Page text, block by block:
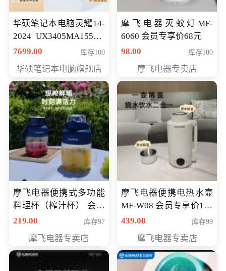
华硕笔记本电脑灵耀14-
2024 UX3405MA155夜
空蓝 oled 智慧轻薄本 会
7699.00 库存100
华硕笔记本电脑旗舰店
摩飞电器灭蚊灯MF-
6060 会员专享价68元
98.00
库存100
摩飞电器专卖店
摩飞电器便携式多功能
料理杯（榨汁杯） 会员
专享价118元
219.00 库存97
摩飞电器专卖店
摩飞电器便携电热水壶
MF-W08 会员专享价198
元
439.00 库存99
摩飞电器专卖店